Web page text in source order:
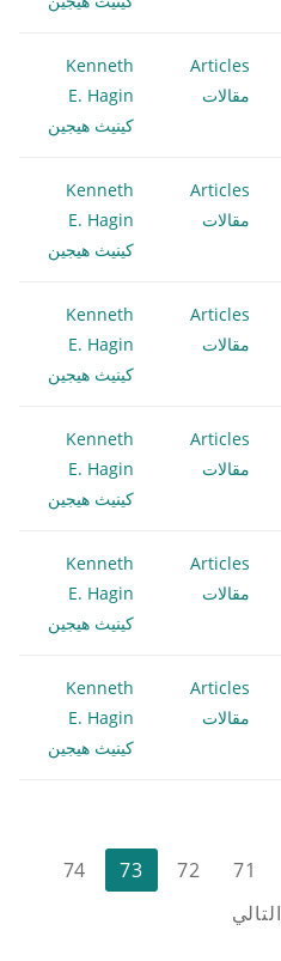
Articles
مقالات
Kenneth
E. Hagin
كينيث هيجين
Articles
مقالات
Kenneth
E. Hagin
كينيث هيجين
Articles
مقالات
Kenneth
E. Hagin
كينيث هيجين
Articles
مقالات
Kenneth
E. Hagin
كينيث هيجين
Articles
مقالات
Kenneth
E. Hagin
كينيث هيجين
Articles
مقالات
Kenneth
E. Hagin
كينيث هيجين
71
72
73
74
التالي